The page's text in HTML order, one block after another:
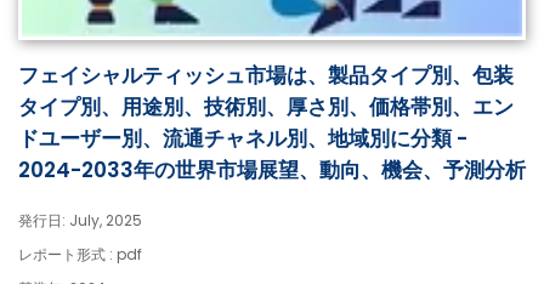
フェイシャルティッシュ市場は、製品タイプ別、包装
タイプ別、用途別、技術別、厚さ別、価格帯別、エン
ドユーザー別、流通チャネル別、地域別に分類 -
2024-2033年の世界市場展望、動向、機会、予測分析
発行日: July, 2025
レポート形式 : pdf